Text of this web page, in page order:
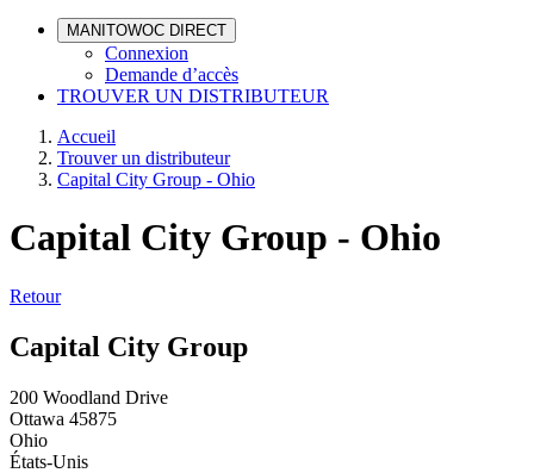
MANITOWOC DIRECT
Connexion
Demande d’accès
TROUVER UN DISTRIBUTEUR
Accueil
Trouver un distributeur
Capital City Group - Ohio
Capital City Group - Ohio
Retour
Capital City Group
200 Woodland Drive
Ottawa 45875
Ohio
États-Unis